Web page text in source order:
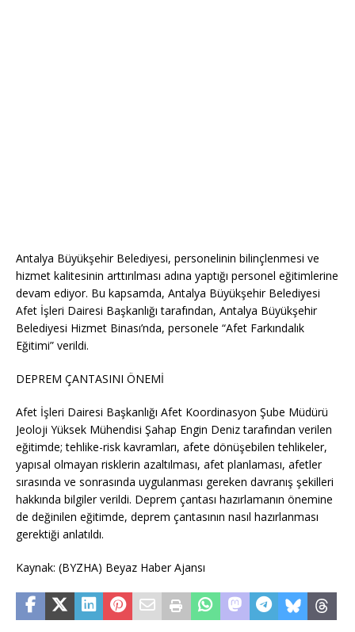
Antalya Büyükşehir Belediyesi, personelinin bilinçlenmesi ve
hizmet kalitesinin arttırılması adına yaptığı personel eğitimlerine
devam ediyor. Bu kapsamda, Antalya Büyükşehir Belediyesi
Afet İşleri Dairesi Başkanlığı tarafından, Antalya Büyükşehir
Belediyesi Hizmet Binası’nda, personele “Afet Farkındalık
Eğitimi” verildi.
DEPREM ÇANTASINI ÖNEMİ
Afet İşleri Dairesi Başkanlığı Afet Koordinasyon Şube Müdürü
Jeoloji Yüksek Mühendisi Şahap Engin Deniz tarafından verilen
eğitimde; tehlike-risk kavramları, afete dönüşebilen tehlikeler,
yapısal olmayan risklerin azaltılması, afet planlaması, afetler
sırasında ve sonrasında uygulanması gereken davranış şekilleri
hakkında bilgiler verildi. Deprem çantası hazırlamanın önemine
de değinilen eğitimde, deprem çantasının nasıl hazırlanması
gerektiği anlatıldı.
Kaynak: (BYZHA) Beyaz Haber Ajansı